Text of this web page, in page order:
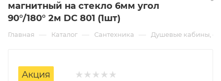
магнитный на стекло 6мм угол
90°/180° 2м DC 801 (1шт)
Главная — Каталог — Сантехника — Душевые кабины,
Акция